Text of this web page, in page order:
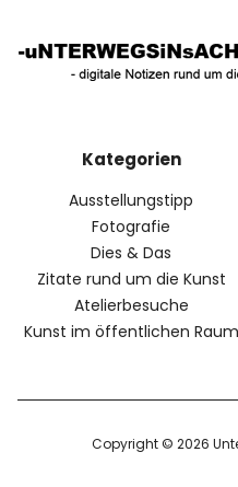
Kategorien
Ausstellungstipp
Fotografie
Dies & Das
Zitate rund um die Kunst
Atelierbesuche
Kunst im öffentlichen Raum
Copyright © 2026